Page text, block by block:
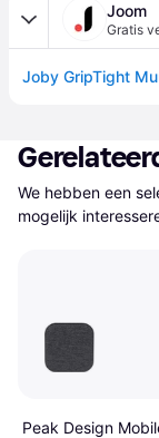
Joom
Gratis
We hebben een
mogelijk
Peak Design